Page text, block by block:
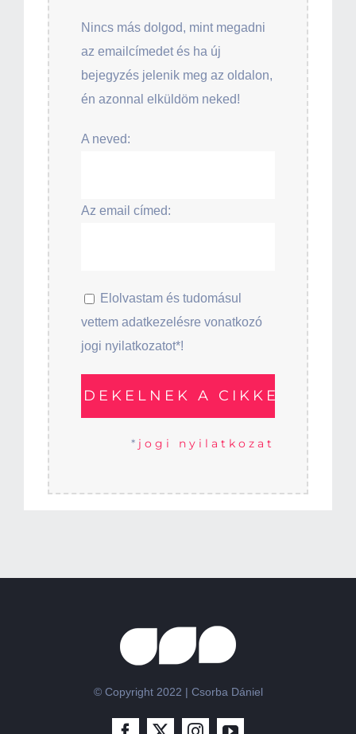
Nincs más dolgod, mint megadni
az emailcímedet és ha új
bejegyzés jelenik meg az oldalon,
én azonnal elküldöm neked!
A neved:
Az email címed:
Elolvastam és tudomásul
vettem adatkezelésre vonatkozó
jogi nyilatkozatot*!
* jogi nyilatkozat
© Copyright 2022 | Csorba Dániel